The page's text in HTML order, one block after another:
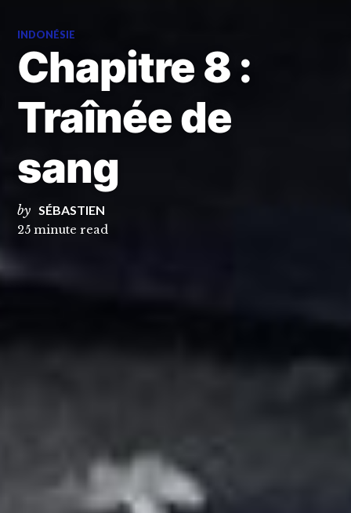
INDONÉSIE
Chapitre 8 :
Traînée de
sang
by SÉBASTIEN
25 minute read